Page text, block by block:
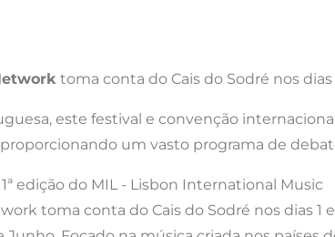
toma conta do Cais do Sodré nos dias
este festival e convenção
um vasto programa de